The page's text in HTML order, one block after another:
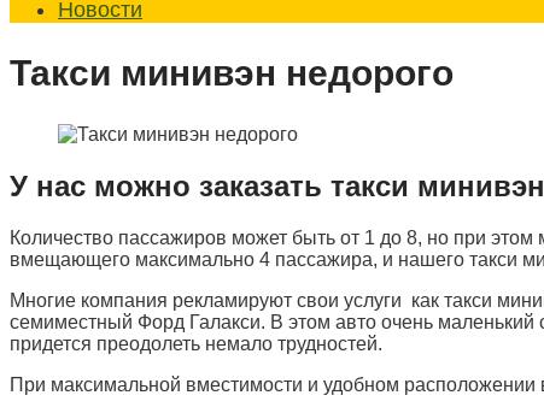
Новости
Такси минивэн недорого
У нас можно заказать такси
Количество пассажиров может быть от 1 до 8, но при
вмещающего максимально 4 пассажира, и нашего такси
Многие компания рекламируют свои услуги как такси
семиместный Форд Галакси. В этом авто очень
придется преодолеть немало трудностей.
При максимальной вместимости и удобном расположении